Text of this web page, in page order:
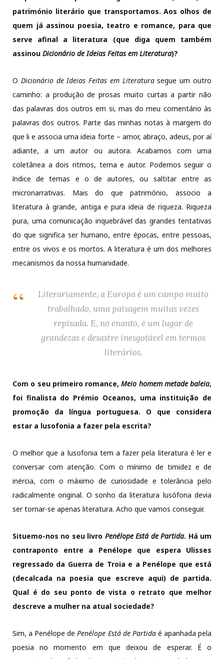
património literário que transportamos. Aos olhos de
quem já assinou poesia, teatro e romance, para que
serve afinal a literatura (que diga quem também
assinou Dicionário de Ideias Feitas em Literatura)?
O Dicionário de Ideias Feitas em Literaturasegue um outro
caminho: a produção de prosas muito curtas a partir não
das palavras dos outros em si, mas do meu comentário às
palavras dos outros. Parte das minhas notas à margem do
que li e associa uma ideia forte – amor, abraço, adeus, por aí
adiante, a um autor ou autora. Acabamos com uma
coletânea a dois ritmos, tema e autor. Podemos seguir o
índice de temas e o de autores, ou saltitar entre as
micronarrativas. Mais do que património, associo a
literatura à grande, antiga e pura ideia de riqueza. Riqueza
pura, uma comunicação inquebrável das grandes tentativas
do que significa ser humano, entre épocas, entre pessoas,
entre os vivos e os mortos. A literatura é um dos melhores
mecanismos da nossa humanidade.
Literariamente, a Europa é um campo muito
trabalhado, uma paisagem muitas vezes
repisada. E, no enanto, é um lugar de
grandezas e desastre inesgotável em termos
literários.
Com o seu primeiro romance,Meio homem metade baleia,
foi finalista do Prémio Oceanos, uma instituição de
promoção da língua portuguesa. O que considera
estar a lusofonia a fazer pela escrita?
O melhor que a lusofonia tem a fazer pela literatura é ler e
conversar com atenção. Com o mínimo de timidez e de
inércia, com o máximo de curiosidade e tolerância pelo
radicalmente original. O sonho da literatura lusófona devia
ser tornar-se apenas literatura. Acho que vamos conseguir.
Situemo-nos no seu livro Penélope Está de Partida. Há um
contraponto entre a Penélope que espera Ulisses
regressado da Guerra de Troia e a Penélope que está
(decalcada na poesia que escreve aqui) de partida.
Qual é do seu ponto de vista o retrato que melhor
descreve a mulher na atual sociedade?
Sim, a Penélope de Penélope Está de Partida é apanhada pela
poesia no momento em que deixou de esperar. É o